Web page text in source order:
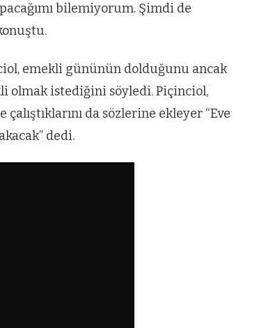
bilemiyorum. Şimdi de
emekli gününün dolduğunu ancak
istediğini söyledi. Piçinciol,
da sözlerine ekleyer “Eve
dedi.